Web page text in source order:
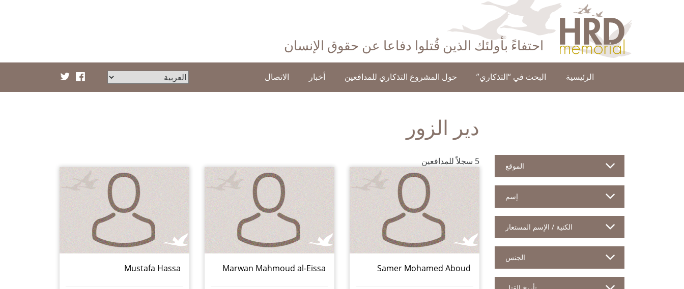
HRD Memorial – العَرَبِيَّة‎‎
احتفاءً بأولئك الذين قُتلوا دفاعا عن حقوق الإنسان
الرئيسية البحث في “التذكاري” حول المشروع التذكاري للمدافعين أخبار الاتصال
دير الزور
الموقع
إسم
الكنية / الإسم المستعار
الجنس
5 سجلاً للمدافعين
Samer Mohamed Aboud
Marwan Mahmoud al-Eissa
Mustafa Hassa